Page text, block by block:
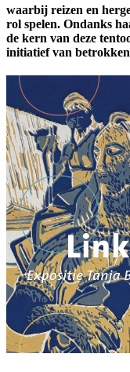
waarbij reizen en
rol spelen. Ondanks
de kern van deze
initiatief van